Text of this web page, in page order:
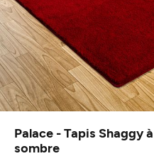
Palace - Tapis Shaggy
sombre